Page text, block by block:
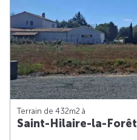
Terrain de 432m2 à
Saint-Hilaire-la-Forêt